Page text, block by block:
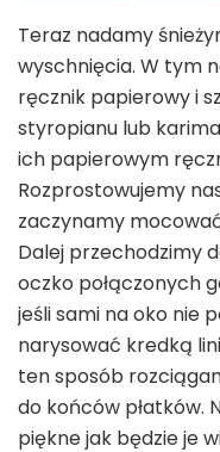
Teraz nadamy
wyschnięcia. W tym
ręcznik papierowy i
styropianu lub
ich papierowym
Rozprostowujemy
zaczynamy
Dalej przechodzimy
oczko połączonych
jeśli sami na oko nie
narysować kredką
ten sposób
do końców płatków.
piękne jak będzie je